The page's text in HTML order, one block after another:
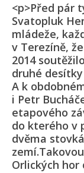
<p>Před pár
Svatopluk
mládeže,
v Terezíně,
2014
druhé
A k
i Petr
etapového
do kterého v
dvěma
Orlických hor